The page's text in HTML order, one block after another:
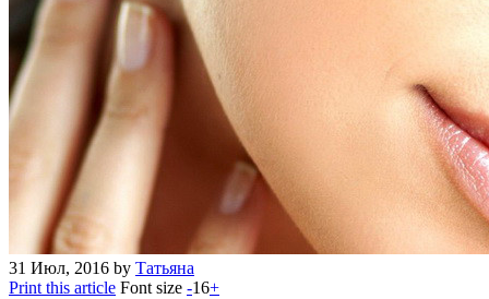
31 Июл, 2016 by Татьяна
Print this article Font size -16+